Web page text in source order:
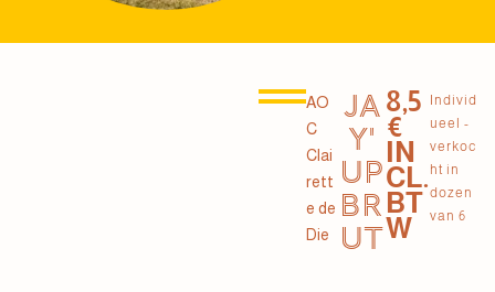
AO
C
Clai
rett
e de
Die
JA
Y'
UP
BR
UT
8,5
€
IN
CL.
BT
W
Individ
ueel -
verkoc
ht in
dozen
van 6